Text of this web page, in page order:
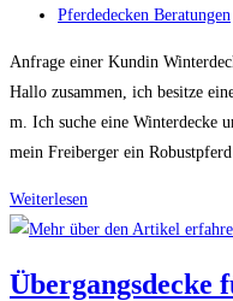
veröffentlicht:
Beitrags-
Pferdedecken Beratungen
Anfrage einer Kundin
Hallo zusammen, ich besitze
m. Ich suche eine Winterdecke
mein Freiberger ein
Weiterlesen
und
für
Übergangsdecke